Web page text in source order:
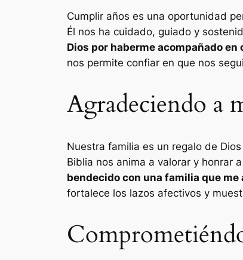
Cumplir años es una oportunidad
Él nos ha cuidado, guiado y
Dios por haberme acompañado
nos permite confiar en que nos
Agradeciendo a
Nuestra familia es un regalo de
Biblia nos anima a valorar y honrar
bendecido con una familia que
fortalece los lazos afectivos y